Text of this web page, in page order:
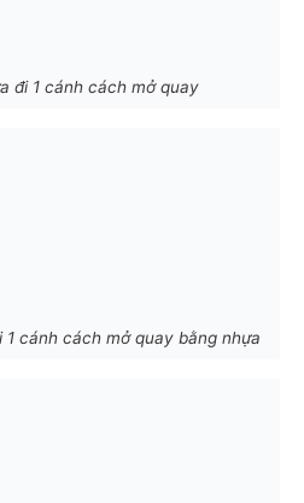
đi 1 cánh cách mở quay
cánh cách mở quay bằng nhựa